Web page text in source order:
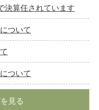
決算任されています
ついて
ついて
見る